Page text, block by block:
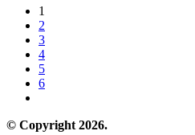
1
2
3
4
5
6
© Copyright 2026.